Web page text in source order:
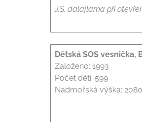
J.S. dalajlama při
Dětská SOS vesnička,
Založeno: 1993
Počet dětí: 599
Nadmořská výška: